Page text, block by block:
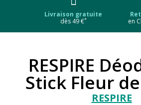
Livraison gratuite
dès 49 €*
en
RESPIRE
Stick Fleur
RESPIRE